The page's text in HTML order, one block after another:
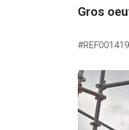
Gros
#REF001419